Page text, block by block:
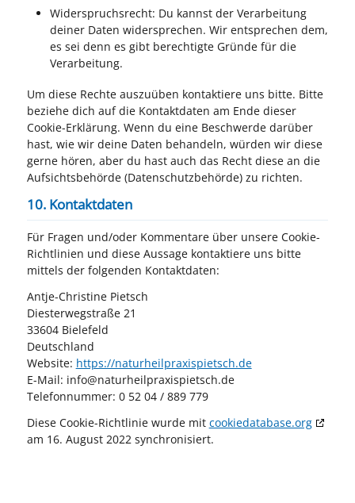
Widerspruchsrecht: Du kannst der Verarbeitung
deiner Daten widersprechen. Wir entsprechen dem,
es sei denn es gibt berechtigte Gründe für die
Verarbeitung.
Um diese Rechte auszuüben kontaktiere uns bitte. Bitte
beziehe dich auf die Kontaktdaten am Ende dieser
Cookie-Erklärung. Wenn du eine Beschwerde darüber
hast, wie wir deine Daten behandeln, würden wir diese
gerne hören, aber du hast auch das Recht diese an die
Aufsichtsbehörde (Datenschutzbehörde) zu richten.
10. Kontaktdaten
Für Fragen und/oder Kommentare über unsere Cookie-
Richtlinien und diese Aussage kontaktiere uns bitte
mittels der folgenden Kontaktdaten:
Antje-Christine Pietsch
Diesterwegstraße 21
33604 Bielefeld
Deutschland
Website: https://naturheilpraxispietsch.de
E-Mail: info@naturheilpraxispietsch.de
Telefonnummer: 0 52 04 / 889 779
Diese Cookie-Richtlinie wurde mit cookiedatabase.org
am 16. August 2022 synchronisiert.